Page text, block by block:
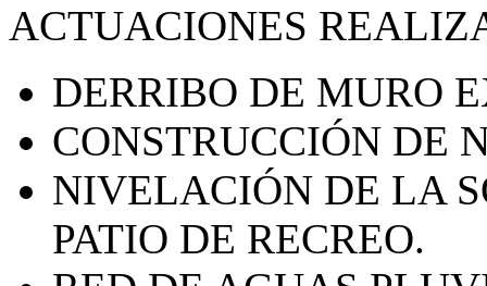
ACTUACIONES
DERRIBO DE MURO
CONSTRUCCIÓN DE
NIVELACIÓN DE LA
PATIO DE RECREO.